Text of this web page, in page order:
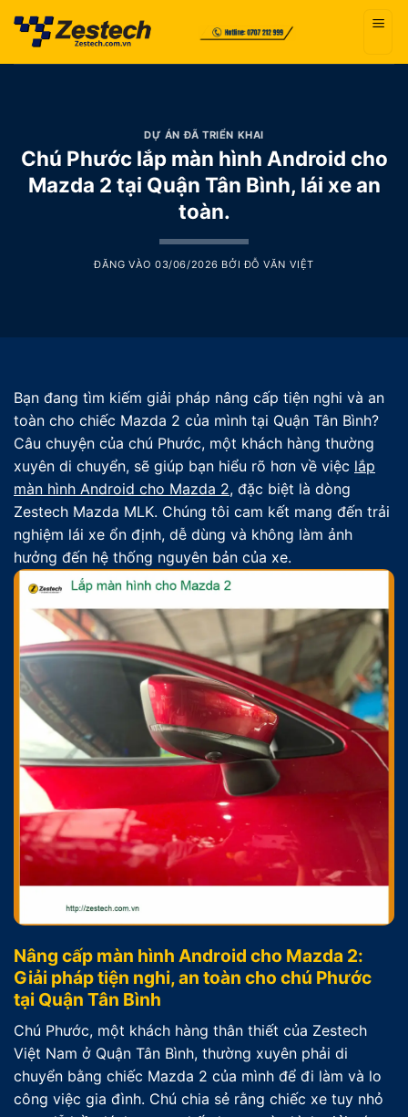
qua
DỰ ÁN ĐÃ TRIỂN KHAI
Chú Phước lắp màn hình Android cho
Mazda 2 tại Quận Tân Bình, lái xe an
toàn.
ĐĂNG VÀO03/06/2026 BỞIĐỖ VĂN VIỆT
Bạn đang tìm kiếm giải pháp nâng cấp tiện nghi và an
toàn cho chiếc Mazda 2 của mình tại Quận Tân Bình?
Câu chuyện của chú Phước, một khách hàng thường
xuyên di chuyển, sẽ giúp bạn hiểu rõ hơn về việc lắp
màn hình Android cho Mazda 2, đặc biệt là dòng
Zestech Mazda MLK. Chúng tôi cam kết mang đến trải
nghiệm lái xe ổn định, dễ dùng và không làm ảnh
hưởng đến hệ thống nguyên bản của xe.
Nâng cấp màn hình Android cho Mazda 2:
Giải pháp tiện nghi, an toàn cho chú Phước
tại Quận Tân Bình
Chú Phước, một khách hàng thân thiết của Zestech
Việt Nam ở Quận Tân Bình, thường xuyên phải di
chuyển bằng chiếc Mazda 2 của mình để đi làm và lo
công việc gia đình. Chú chia sẻ rằng chiếc xe tuy nhỏ